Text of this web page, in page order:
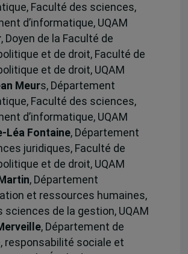
Faculté des sciences,
d’informatique, UQAM
, Doyen de la Faculté de
et de droit, Faculté de
et de droit, UQAM
Meurs, Département
Faculté des sciences,
d’informatique, UQAM
Léa Fontaine, Département
juridiques, Faculté de
et de droit, UQAM
, Département
et ressources humaines,
sciences de la gestion, UQAM
, Département de
responsabilité sociale et